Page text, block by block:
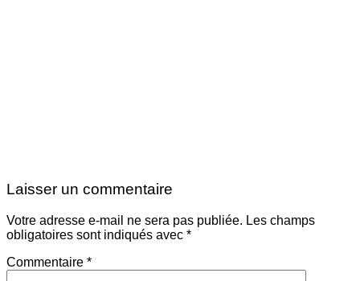
Laisser un commentaire
Votre adresse e-mail ne sera pas publiée. Les champs
obligatoires sont indiqués avec *
Commentaire *